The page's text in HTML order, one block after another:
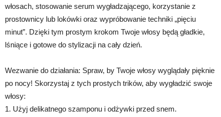
włosach, stosowanie serum wygładzającego, korzystanie z
prostownicy lub lokówki oraz wypróbowanie techniki „pięciu
minut”. Dzięki tym prostym krokom Twoje włosy będą gładkie,
lśniące i gotowe do stylizacji na cały dzień.
Wezwanie do działania: Spraw, by Twoje włosy wyglądały pięknie
po nocy! Skorzystaj z tych prostych trików, aby wygładzić swoje
włosy:
1. Użyj delikatnego szamponu i odżywki przed snem.